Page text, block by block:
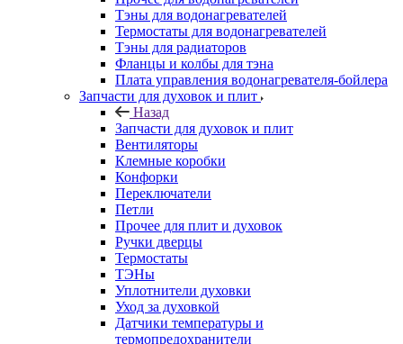
Тэны для водонагревателей
Термостаты для водонагревателей
Тэны для радиаторов
Фланцы и колбы для тэна
Плата управления водонагревателя-бойлера
Запчасти для духовок и плит
Назад
Запчасти для духовок и плит
Вентиляторы
Клемные коробки
Конфорки
Переключатели
Петли
Прочее для плит и духовок
Ручки дверцы
Термостаты
ТЭНы
Уплотнители духовки
Уход за духовкой
Датчики температуры и
термопредохранители